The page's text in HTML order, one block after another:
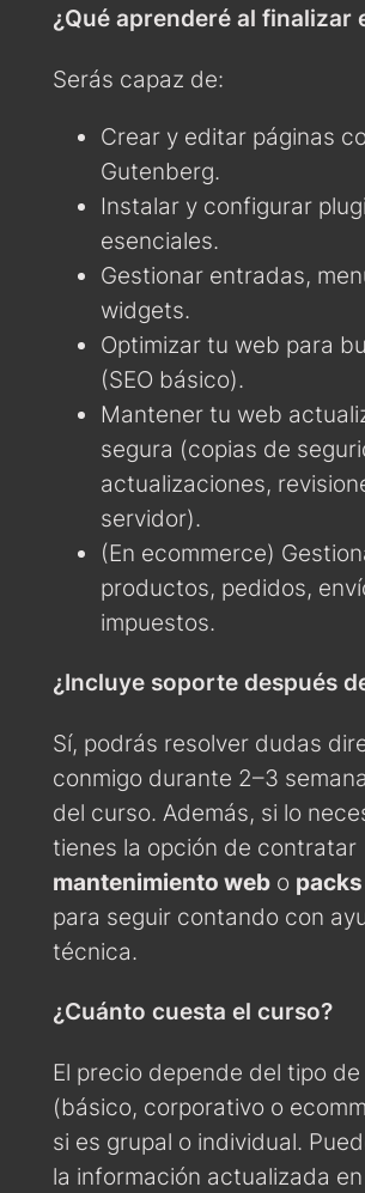
¿Qué aprenderé al finalizar
Serás capaz de:
Crear y editar páginas
Gutenberg.
Instalar y configurar
esenciales.
Gestionar entradas,
widgets.
Optimizar tu web para
(SEO básico).
Mantener tu web
segura (copias de
actualizaciones,
servidor).
(En ecommerce)
productos, pedidos,
impuestos.
¿Incluye soporte después
Sí, podrás resolver dudas
conmigo durante 2–3
del curso. Además, si lo
tienes la opción de contratar
mantenimiento webo
para seguir contando con
técnica.
¿Cuánto cuesta el curso?
El precio depende del tipo
(básico, corporativo o
si es grupal o individual.
la información actualizada